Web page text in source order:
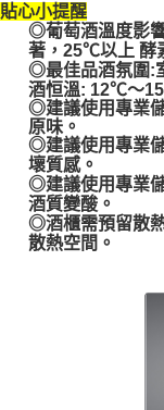
貼心小提醒
◎葡萄酒溫度影
著，25℃以上 酵
◎最佳品酒氛圍
酒恒溫: 12℃～
◎建議使用專業
原味。
◎建議使用專業
壞質感。
◎建議使用專業
酒質變酸。
◎酒櫃需預留散
散熱空間。